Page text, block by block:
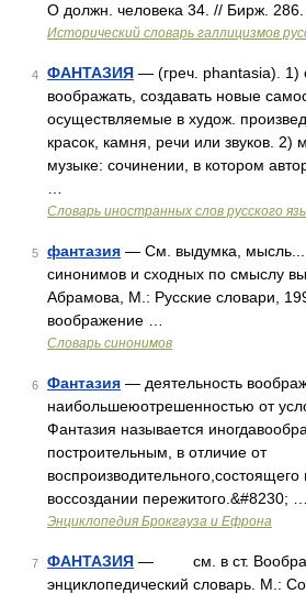
О должн. человека 34. // Бирж.
Исторический словарь галлицизмов
4 ФАНТАЗИЯ — (греч. phantasia). 1)
воображать, создавать новые
осуществляемые в худож.
красок, камня, речи или звуков.
музыке: сочинении, в котором
Словарь иностранных слов русского
5 фантазия — См. выдумка, мысль...
синонимов и сходных по смыслу
Абрамова, М.: Русские словари,
воображение …
Словарь синонимов
6 Фантазия — деятельность
наибольшеюотрешенностью от
Фантазия называется
построительным, в отличие от
воссоздании пережитого.&#8230; …
Энциклопедия Брокгауза и Ефрона
7 ФАНТАЗИЯ — см. в ст.
энциклопедический словарь. М.: